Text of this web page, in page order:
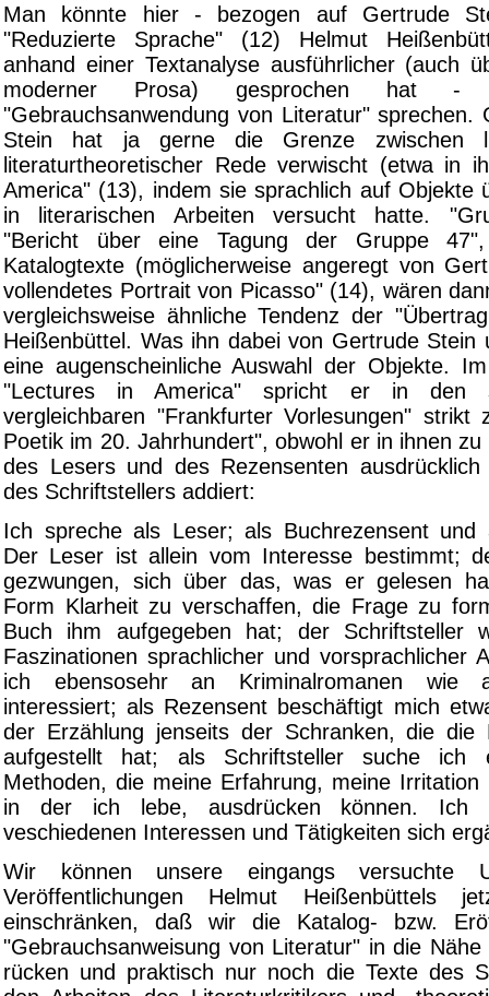
Man könnte hier - bezogen auf Gertrude
"Reduzierte Sprache" (12) Helmut
anhand einer Textanalyse ausführlicher (auch
moderner Prosa) gesprochen hat -
"Gebrauchsanwendung von Literatur" sprechen.
Stein hat ja gerne die Grenze zwischen
literaturtheoretischer Rede verwischt (etwa in
America" (13), indem sie sprachlich auf Objekte
in literarischen Arbeiten versucht hatte.
"Bericht über eine Tagung der Gruppe
Katalogtexte (möglicherweise angeregt von
vollendetes Portrait von Picasso" (14), wären
vergleichsweise ähnliche Tendenz der
Heißenbüttel. Was ihn dabei von Gertrude Stein
eine augenscheinliche Auswahl der Objekte.
"Lectures in America" spricht er in den
vergleichbaren "Frankfurter Vorlesungen" strikt
Poetik im 20. Jahrhundert", obwohl er in ihnen
des Lesers und des Rezensenten
des Schriftstellers addiert:
Ich spreche als Leser; als Buchrezensent und
Der Leser ist allein vom Interesse bestimmt;
gezwungen, sich über das, was er gelesen
Form Klarheit zu verschaffen, die Frage zu
Buch ihm aufgegeben hat; der Schriftsteller
Faszinationen sprachlicher und vorsprachlicher
ich ebensosehr an Kriminalromanen wie
interessiert; als Rezensent beschäftigt mich
der Erzählung jenseits der Schranken, die die
aufgestellt hat; als Schriftsteller suche ich
Methoden, die meine Erfahrung, meine
in der ich lebe, ausdrücken können. Ich
veschiedenen Interessen und Tätigkeiten sich
Wir können unsere eingangs versuchte
Veröffentlichungen Helmut Heißenbüttels
einschränken, daß wir die Katalog- bzw.
"Gebrauchsanweisung von Literatur" in die Nähe
rücken und praktisch nur noch die Texte des